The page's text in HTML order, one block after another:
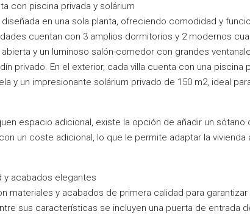
con piscina privada y solárium
en una sola planta, ofreciendo comodidad y
cuentan con 3 amplios dormitorios y 2 modernos
y un luminoso salón-comedor con grandes
privado. En el exterior, cada villa cuenta con una piscina
y un impresionante solárium privado de 150 m2, ideal
espacio adicional, existe la opción de añadir un sótano
un coste adicional, lo que le permite adaptar la vivienda
y acabados elegantes
materiales y acabados de primera calidad para
sus características se incluyen una puerta de entrada